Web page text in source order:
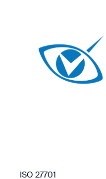
ISO 27701